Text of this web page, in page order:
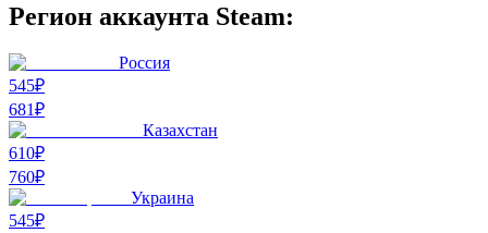
Регион аккаунта Steam:
Россия
545₽
681₽
Казахстан
610₽
760₽
Украина
545₽